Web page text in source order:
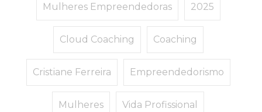
Mulheres Empreendedoras 2025
Cloud Coaching Coaching
Cristiane Ferreira Empreendedorismo
Mulheres Vida Profissional